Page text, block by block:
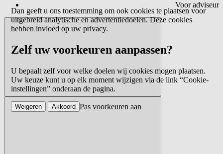
Voor adviseur
Dan geeft u ons toestemming om ook cookies te plaatsen voor
uitgebreid analytische en advertentiedoelen. Deze cookies
hebben invloed op uw privacy.
Zelf uw voorkeuren aanpassen?
U bepaalt zelf voor welke doelen wij cookies mogen plaatsen.
Uw keuze kunt u op elk moment wijzigen via de link “Cookie-
instellingen” onderaan de pagina.
Pas voorkeuren aan
Weigeren Akkoord